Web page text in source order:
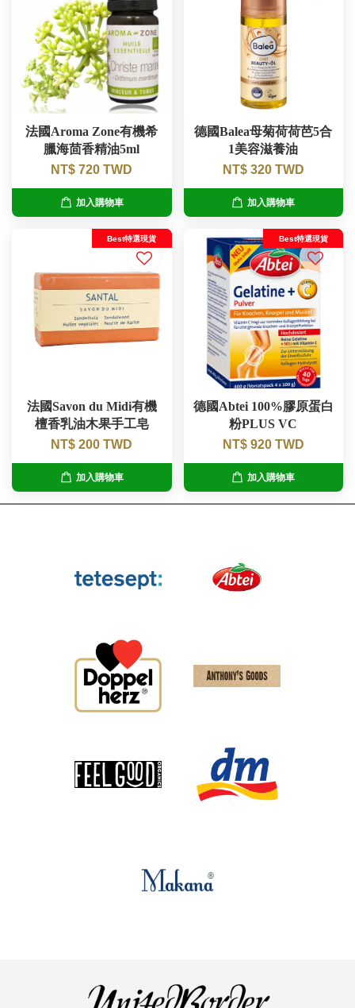
法國Aroma Zone有機希
臘海茴香精油5ml
NT$ 720 TWD
加入購物車
德國Balea母菊荷荷芭5合
1美容滋養油
NT$ 320 TWD
加入購物車
Best特選現貨
法國Savon du Midi有機
檀香乳油木果手工皂
NT$ 200 TWD
加入購物車
Best特選現貨
德國Abtei 100%膠原蛋白
粉PLUS VC
NT$ 920 TWD
加入購物車